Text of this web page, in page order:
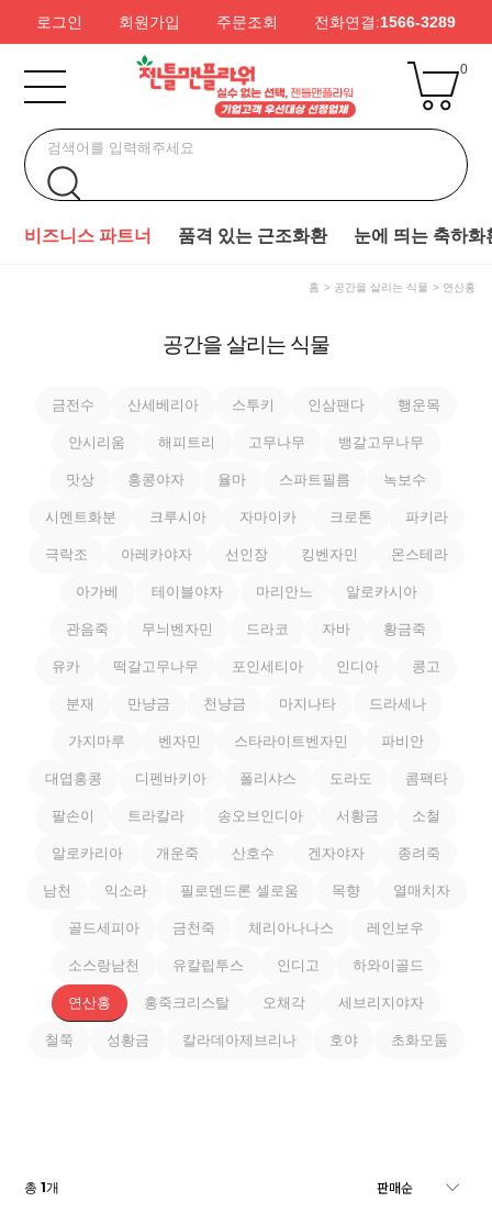
로그인 회원가입 주문조회 전화연결:1566-3289
0
비즈니스 파트너 품격 있는 근조화환 눈에 띄는 축하화
홈 공간을 살리는 식물 연산홍
공간을 살리는 식물
금전수 산세베리아 스투키 인삼팬다 행운목
안시리움 해피트리 고무나무 뱅갈고무나무
맛상 홍콩야자 율마 스파트필름 녹보수
시멘트화분 크루시아 자마이카 크로톤 파키라
극락조 아레카야자 선인장 킹벤자민 몬스테라
아가베 테이블야자 마리안느 알로카시아
관음죽 무늬벤자민 드라코 자바 황금죽
유카 떡갈고무나무 포인세티아 인디아 콩고
분재 만냥금 천냥금 마지나타 드라세나
가지마루 벤자민 스타라이트벤자민 파비안
대엽홍콩 디펜바키아 폴리샤스 도라도 콤팩타
팔손이 트라칼라 송오브인디아 서황금 소철
알로카리아 개운죽 산호수 겐자야자 종려죽
남천 익소라 필로덴드론 셀로움 목향 열매치자
골드세피아 금천죽 체리아나나스 레인보우
소스랑남천 유칼립투스 인디고 하와이골드
연산홍 홍죽크리스탈 오채각 세브리지야자
철쭉 성황금 칼라데아제브리나 호야 초화모둠
총1개